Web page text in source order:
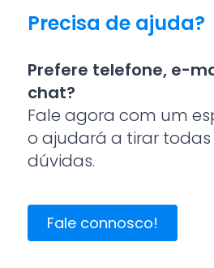
Precisa de ajuda?
Prefere telefone, e-
chat?
Fale agora com um
o ajudará a tirar todas
dúvidas.
Fale connosco!